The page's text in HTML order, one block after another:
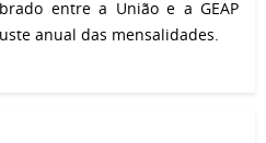
entre a União e a GEAP
anual das mensalidades.